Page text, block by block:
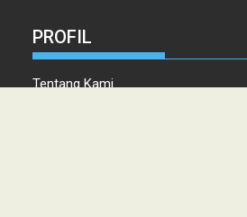
PROFIL
Tentang Kami